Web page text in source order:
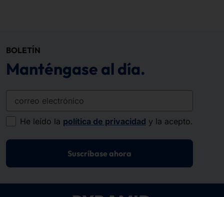
BOLETÍN
Manténgase al día.
correo electrónico
He leído la política de privacidad y la acepto.
Suscríbase ahora